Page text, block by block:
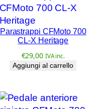
Parastrappi CFMoto 700
CL-X Heritage
€29,00 IVA inc.
Aggiungi al carrello